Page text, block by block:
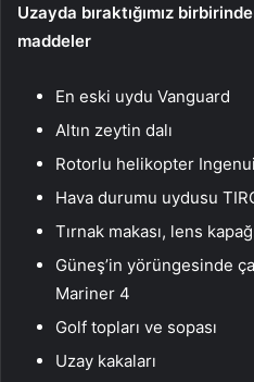
Uzayda bıraktığımız
maddeler
En eski uydu Vanguard
Altın zeytin dalı
Rotorlu helikopter
Hava durumu uydusu
Tırnak makası, lens
Güneş’in yörüngesinde
Mariner 4
Golf topları ve sopası
Uzay kakaları